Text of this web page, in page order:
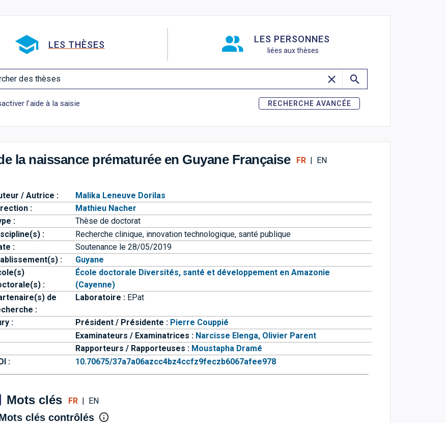
LES THÈSES LES PERSONNES
liées aux thèses
des thèses
l'aide à la saisie RECHERCHE AVANCÉE
la naissance prématurée en Guyane Française FR EN
/ Autrice :
Malika Leneuve Dorilas
:
Mathieu Nacher
:
Thèse de doctorat
:
Recherche clinique, innovation technologique, santé publique
:
Soutenance le 28/05/2019
:
Guyane
:
École doctorale Diversités, santé et développement en Amazonie
(Cayenne)
de
:
Laboratoire : EPat
: Président / Présidente : Pierre Couppié
Examinateurs / Examinatrices : Narcisse Elenga, Olivier Parent
Rapporteurs / Rapporteuses : Moustapha Dramé
:
10.70675/37a7a06azcc4bz4ccfz9feczb6067afee978
Mots clés FR| EN
clés contrôlés